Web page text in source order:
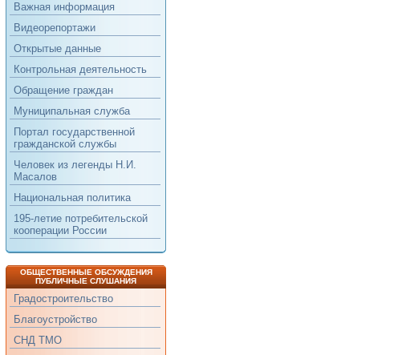
Важная информация
Видеорепортажи
Открытые данные
Контрольная деятельность
Обращение граждан
Муниципальная служба
Портал государственной
гражданской службы
Человек из легенды Н.И.
Масалов
Национальная политика
195-летие потребительской
кооперации России
ОБЩЕСТВЕННЫЕ ОБСУЖДЕНИЯ
ПУБЛИЧНЫЕ СЛУШАНИЯ
Градостроительство
Благоустройство
СНД ТМО